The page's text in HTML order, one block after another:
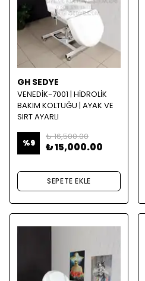
GH SEDYE
VENEDİK-7001 | HİDROLİK
BAKIM KOLTUĞU | AYAK VE
SIRT AYARLI
%9
₺ 16,500.00
₺ 15,000.00
SEPETE EKLE